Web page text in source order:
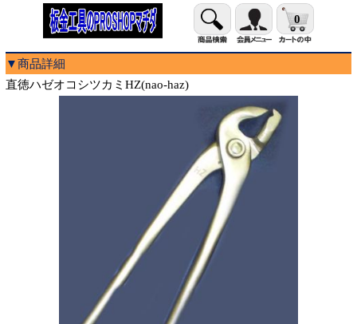
0
▼商品詳細
直徳ハゼオコシツカミHZ(nao-haz)